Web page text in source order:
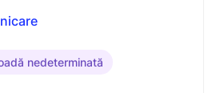
nedeterminată